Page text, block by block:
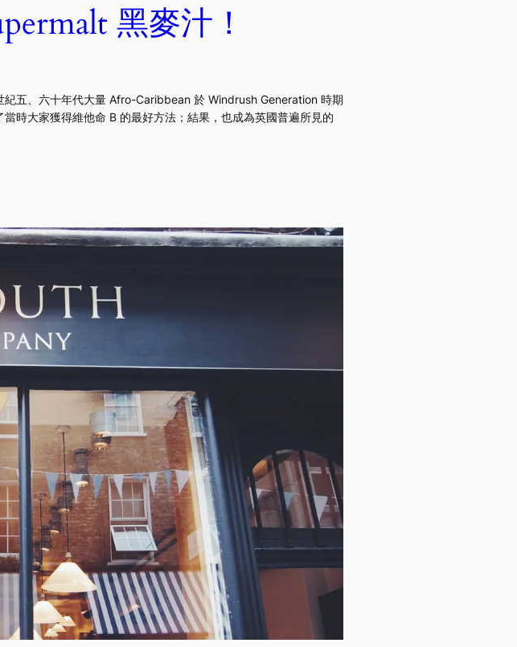
黑麥汁！
五、六十年代大量 Afro-Caribbean 於 Windrush Generation 時期
時大家獲得維他命 B 的最好方法；結果，也成為英國普遍所見的